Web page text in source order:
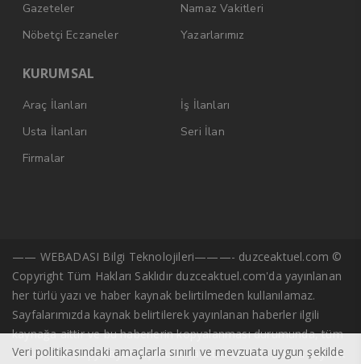
Gazeteler
Namaz Vakitleri
Nöbetçi Eczaneler
Yazarlarımız
KURUMSAL
Araç İlanları
İş İlanları
Usta İlanları
Seri İlan
Firmalar
—— WEBADASI Bilgi Teknolojileri———- duzceaktuel.com ©
Copyright Tüm Hakları Saklıdır duzceaktuel.com'da yayınlanan
her türlü yazı ve haber kaynak belirtilmeden kullanılamaz.
Sayfalarımızda kaynak belirtilerek yayınlanan haberler ilgili
kaynağa aittir ve bu haberlerin kopyalanması durumunda, tüm
sorumluluk kopyalayan kişi/kuruma ait olacaktır. Başka kaynak
Veri politikasındaki amaçlarla sınırlı ve mevzuata uygun şekilde